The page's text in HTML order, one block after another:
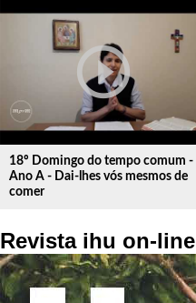
play_circle_outline
18º Domingo do tempo comum -
Ano A - Dai-lhes vós mesmos de
comer
Revista ihu on-line